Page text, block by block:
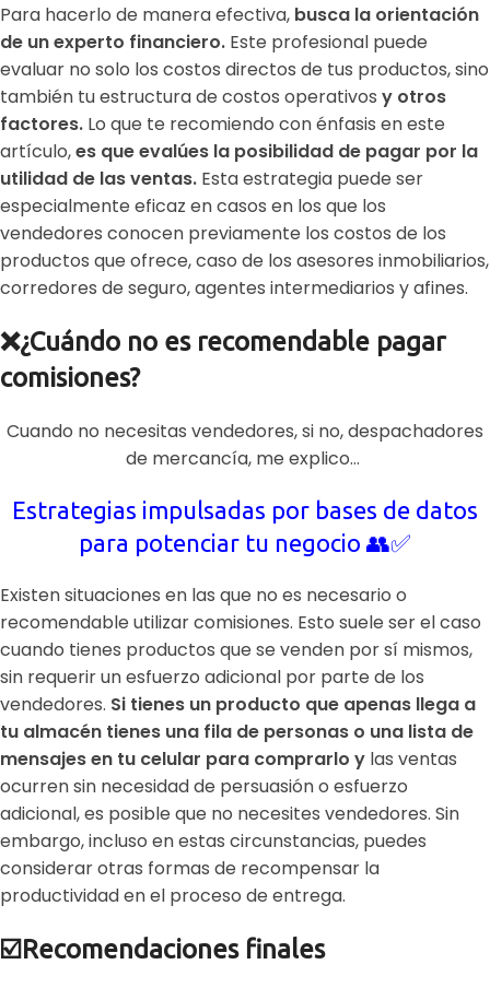
Para hacerlo de manera efectiva, busca la orientación
de un experto financiero. Este profesional puede
evaluar no solo los costos directos de tus productos, sino
también tu estructura de costos operativos y otros
factores. Lo que te recomiendo con énfasis en este
artículo,es que evalúes la posibilidad de pagar por la
utilidad de las ventas. Esta estrategia puede ser
especialmente eficaz en casos en los que los
vendedores conocen previamente los costos de los
productos que ofrece,caso de los asesores inmobiliarios,
corredores de seguro, agentes intermediarios y afines.
❌¿Cuándo no es recomendable pagar
comisiones?
Cuando no necesitas vendedores, si no, despachadores
de mercancía, me explico…
Estrategias impulsadas por bases de datos
para potenciar tu negocio 👥✅
Existen situaciones en las que no es necesario o
recomendable utilizar comisiones. Esto suele ser el caso
cuando tienes productos que se venden por sí mismos,
sin requerir un esfuerzo adicional por parte de los
vendedores. Si tienes un producto que apenas llega a
tu almacén tienes una fila de personas o una lista de
mensajes en tu celular para comprarlo y las ventas
ocurren sin necesidad de persuasión o esfuerzo
adicional, es posible que no necesites vendedores. Sin
embargo, incluso en estas circunstancias, puedes
considerar otras formas de recompensar la
productividad en el proceso de entrega.
☑️Recomendaciones finales